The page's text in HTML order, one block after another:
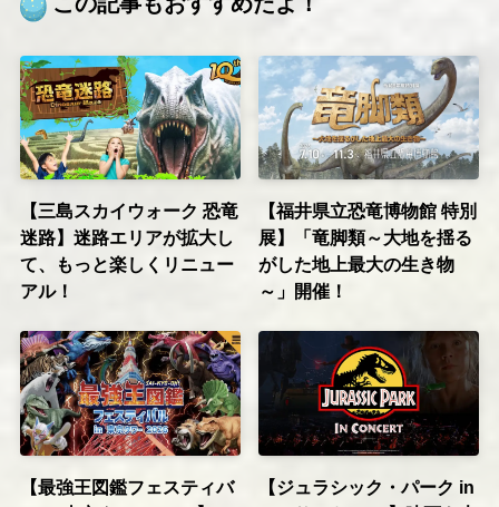
【三島スカイウォーク 恐竜
迷路】迷路エリアが拡大し
て、もっと楽しくリニュー
アル！
【福井県立恐竜博物館 特別
展】「竜脚類～大地を揺る
がした地上最大の生き物
～」開催！
【最強王図鑑フェスティバ
【ジュラシック・パーク in